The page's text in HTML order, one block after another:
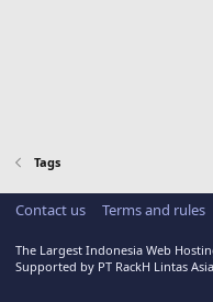
Tags
Contact us Terms and rules
The Largest Indonesia Web
Supported by PT RackH Lintas Asia